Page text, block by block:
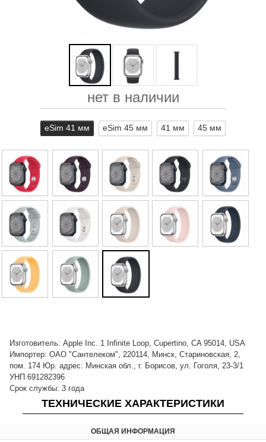
нет в наличии
eSim 41 мм eSim 45 мм 41 мм 45 мм
Изготовитель: Apple Inc. 1 Infinite Loop, Cupertino, CA 95014, USA
Импортер: ОАО "Сантелеком", 220114, Минск, Стариновская, 2,
пом. 174 Юр. адрес: Минская обл., г. Борисов, ул. Гоголя, 23-3/1
УНП 691282396
Срок службы: 3 года
ТЕХНИЧЕСКИЕ ХАРАКТЕРИСТИКИ
ОБЩАЯ ИНФОРМАЦИЯ